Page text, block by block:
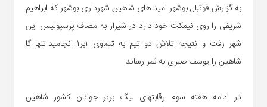
به گزارش فوتبال بوشهر امید های شاهین شهرداری بوشهر که ابراهیم
شریفی را روی نیمکت خود دارد در شیراز به مصاف پرسپولیس این
شهر رفت و نتیجه تلاش دو تیم به تساوی ۱بر۱ انجامید.تنها گا
شاهین را یوسف صبری به ثمر رساند.
در ادامه هفته سوم رقابتهای لیگ برتر جوانان کشور شاهین